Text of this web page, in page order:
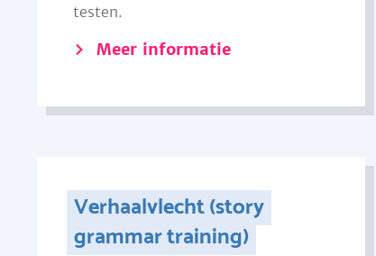
testen.
Meer informatie
Verhaalvlecht (story
grammar training)